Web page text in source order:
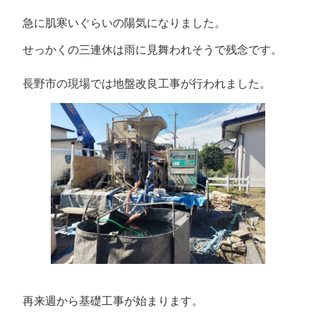
急に肌寒いぐらいの陽気になりました。
せっかくの三連休は雨に見舞われそうで残念です。
長野市の現場では地盤改良工事が行われました。
再来週から基礎工事が始まります。